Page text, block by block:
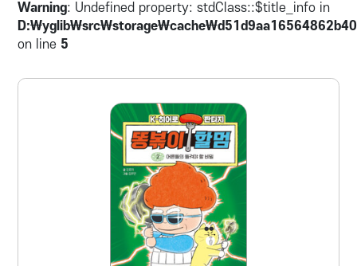
회' 등 웃소의 재치 있는 콘텐츠를 한곳에 다 모
았다.
Warning: Undefined property: stdClass::$title_info in
on line 5